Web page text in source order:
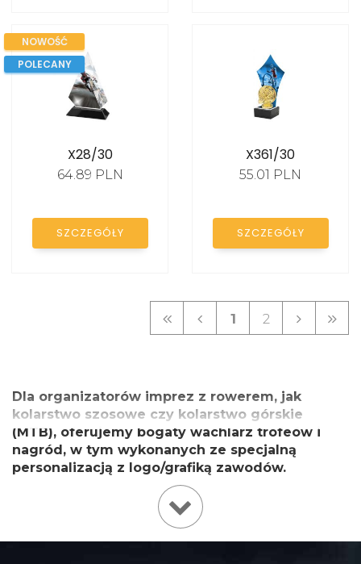
NOWOŚĆ
POLECANY
X28/30
64.89 PLN
SZCZEGÓŁY
X361/30
55.01 PLN
SZCZEGÓŁY
1 2
Dla organizatorów imprez z rowerem, jak
kolarstwo szosowe czy kolarstwo górskie
(MTB), oferujemy bogaty wachlarz trofeów i
nagród, w tym wykonanych ze specjalną
personalizacją z logo/grafiką zawodów.